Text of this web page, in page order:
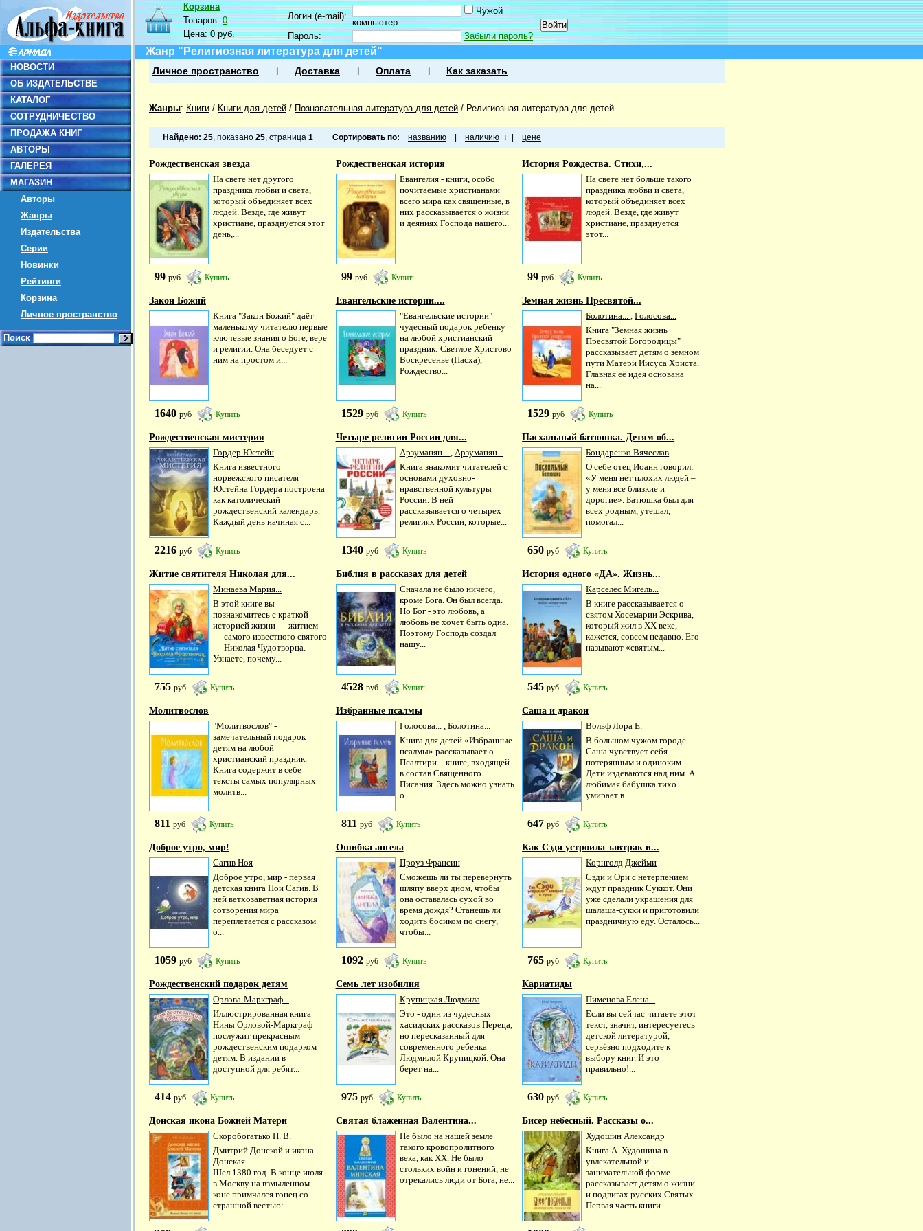
НОВОСТИ
ОБ ИЗДАТЕЛЬСТВЕ
КАТАЛОГ
СОТРУДНИЧЕСТВО
ПРОДАЖА КНИГ
АВТОРЫ
ГАЛЕРЕЯ
МАГАЗИН
Авторы
Жанры
Издательства
Серии
Новинки
Рейтинги
Корзина
Личное пространство
Поиск
Корзина
Товаров:0
Цена:0 руб.
Логин (e-mail):
Чужой
компьютер
Пароль:
Забыли пароль?
Жанр "Религиозная литература для детей"
Личное пространство Доставка Оплата Как заказать
Жанры: Книги / Книги для детей / Познавательная литература для детей / Религиозная литература для детей
Найдено: 25, показано 25, страница 1 Сортировать по: названию наличию ↓ цене
Рождественская звезда
На свете нет другого
праздника любви и света,
который объединяет всех
людей. Везде, где живут
христиане, празднуется этот
день,...
99 руб Купить
Рождественская история
Евангелия - книги, особо
почитаемые христианами
всего мира как священные, в
них рассказывается о жизни
и деяниях Господа нашего...
99 руб Купить
История Рождества. Стихи,...
На свете нет больше такого
праздника любви и света,
который объединяет всех
людей. Везде, где живут
христиане, празднуется
этот...
99руб Купить
Закон Божий
Книга "Закон Божий" даёт
маленькому читателю первые
ключевые знания о Боге, вере
и религии. Она беседует с
ним на простом и...
1640 руб Купить
Евангельские истории....
"Евангельские истории"
чудесный подарок ребенку
на любой христианский
праздник: Светлое Христово
Воскресенье (Пасха),
Рождество...
1529 руб Купить
Земная жизнь Пресвятой...
Болотина...,Голосова...
Книга "Земная жизнь
Пресвятой Богородицы"
рассказывает детям о земном
пути Матери Иисуса Христа.
Главная её идея основана
на...
1529руб Купить
Рождественская мистерия
Гордер Юстейн
Книга известного
норвежского писателя
Юстейна Гордера построена
как католический
рождественский календарь.
Каждый день начиная с...
2216 руб Купить
Четыре религии России для...
Арзуманян... , Арзуманян...
Книга знакомит читателей с
основами духовно-
нравственной культуры
России. В ней
рассказывается о четырех
религиях России, которые...
1340 руб Купить
Пасхальный батюшка. Детям об...
Бондаренко Вячеслав
О себе отец Иоанн говорил:
«У меня нет плохих людей –
у меня все близкие и
дорогие». Батюшка был для
всех родным, утешал,
помогал...
650руб Купить
Житие святителя Николая для...
Минаева Мария...
В этой книге вы
познакомитесь с краткой
историей жизни — житием
— самого известного святого
— Николая Чудотворца.
Узнаете, почему...
755 руб Купить
Библия в рассказах для детей
Сначала не было ничего,
кроме Бога. Он был всегда.
Но Бог - это любовь, а
любовь не хочет быть одна.
Поэтому Господь создал
нашу...
4528 руб Купить
История одного «ДА». Жизнь...
Карселес Мигель...
В книге рассказывается о
святом Хосемарии Эскрива,
который жил в ХХ веке, –
кажется, совсем недавно. Его
называют «святым...
545руб Купить
Молитвослов
"Молитвослов" -
замечательный подарок
детям на любой
христианский праздник.
Книга содержит в себе
тексты самых популярных
молитв...
811 руб Купить
Избранные псалмы
Голосова... , Болотина...
Книга для детей «Избранные
псалмы» рассказывает о
Псалтири – книге, входящей
в состав Священного
Писания. Здесь можно узнать
о...
811 руб Купить
Саша и дракон
Вольф Лора Е.
В большом чужом городе
Саша чувствует себя
потерянным и одиноким.
Дети издеваются над ним. А
любимая бабушка тихо
умирает в...
647руб Купить
Доброе утро, мир!
Сагив Ноя
Доброе утро, мир - первая
детская книга Нои Сагив. В
ней ветхозаветная история
сотворения мира
переплетается с рассказом
о...
1059 руб Купить
Ошибка ангела
Проуз Франсин
Сможешь ли ты перевернуть
шляпу вверх дном, чтобы
она оставалась сухой во
время дождя? Станешь ли
ходить босиком по снегу,
чтобы...
1092 руб Купить
Как Сэди устроила завтрак в...
Корнголд Джейми
Сэди и Ори с нетерпением
ждут праздник Суккот. Они
уже сделали украшения для
шалаша-сукки и приготовили
праздничную еду. Осталось...
765руб Купить
Рождественский подарок детям
Орлова-Маркграф...
Иллюстрированная книга
Нины Орловой-Маркграф
послужит прекрасным
рождественским подарком
детям. В издании в
доступной для ребят...
414 руб Купить
Семь лет изобилия
Крупицкая Людмила
Это - один из чудесных
хасидских рассказов Переца,
но пересказанный для
современного ребенка
Людмилой Крупицкой. Она
берет на...
975 руб Купить
Кариатиды
Пименова Елена...
Если вы сейчас читаете этот
текст, значит, интересуетесь
детской литературой,
серьёзно подходите к
выбору книг. И это
правильно!...
630руб Купить
Донская икона Божией Матери
Скоробогатько Н. В.
Дмитрий Донской и икона
Донская.
Шел 1380 год. В конце июля
в Москву на взмыленном
коне примчался гонец со
страшной вестью:...
Святая блаженная Валентина...
Не было на нашей земле
такого кровопролитного
века, как XX. Не было
стольких войн и гонений, не
отрекались люди от Бога, не...
Бисер небесный. Рассказы о...
Худошин Александр
Книга А. Худошина в
увлекательной и
занимательной форме
рассказывает детям о жизни
и подвигах русских Святых.
Первая часть книги...